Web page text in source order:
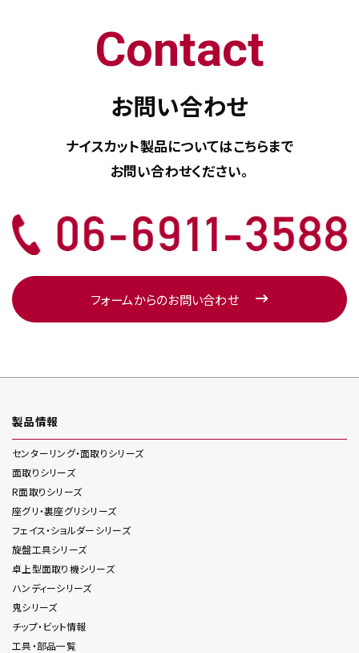
Contact
お問い合わせ
ナイスカット製品についてはこちらまで
お問い合わせください。
フォームからのお問い合わせ
製品情報
センターリング・面取りシリーズ
面取りシリーズ
R面取りシリーズ
座グリ・裏座グリシリーズ
フェイス・ショルダーシリーズ
旋盤工具シリーズ
卓上型面取り機シリーズ
ハンディーシリーズ
鬼シリーズ
チップ・ビット情報
工具・部品一覧